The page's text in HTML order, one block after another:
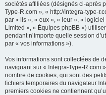
sociétés affiliées (désignés ci-après
Type-R.com », « http://integra-type-
par « ils », « eux », « leur », «
Limited », « Équipes phpBB »)
pendant n’importe quelle session
par « vos informations »).
Vos informations sont collectées de
naviguant sur « Integra-Type-R.com
nombre de cookies, qui sont des
fichiers temporaires du navigateur
premiers cookies ne contiennent